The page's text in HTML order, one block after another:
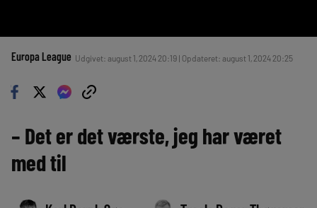
Europa League Udgivet: august 1, 2024 20:19 | Opdateret: august 1, 2024 20:25
– Det er det værste, jeg har været
med til